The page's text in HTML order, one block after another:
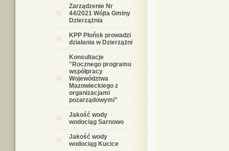
Zarządzenie Nr
44/2021 Wójta Gminy
Dzierzążnia
KPP Płońsk prowadzi
działania w Dzierzążni
Konsultacje
"Rocznego programu
współpracy
Województwa
Mazowieckiego z
organizacjami
pozarządowymi"
Jakość wody
wodociąg Sarnowo
Jakość wody
wodociąg Kucice